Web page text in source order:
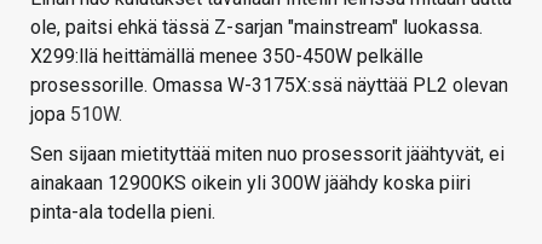
ole, paitsi ehkä tässä Z-sarjan "mainstream" luokassa.
X299:llä heittämällä menee 350-450W pelkälle
prosessorille. Omassa W-3175X:ssä näyttää PL2 olevan
jopa 510W.
Sen sijaan mietityttää miten nuo prosessorit jäähtyvät, ei
ainakaan 12900KS oikein yli 300W jäähdy koska piiri
pinta-ala todella pieni.